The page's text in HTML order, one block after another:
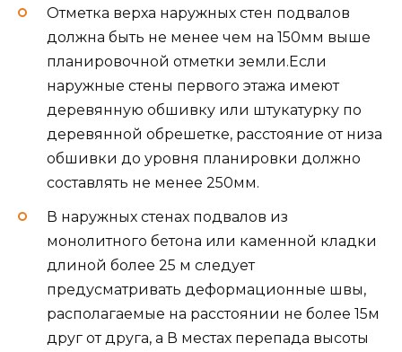
Отметка верха наружных стен подвалов
должна быть не менее чем на 150мм выше
планировочной отметки земли.Если
наружные стены первого этажа имеют
деревянную обшивку или штукатурку по
деревянной обрешетке, расстояние от низа
обшивки до уровня планировки должно
составлять не менее 250мм.
В наружных стенах подвалов из
монолитного бетона или каменной кладки
длиной более 25 м следует
предусматривать деформационные швы,
располагаемые на расстоянии не более 15м
друг от друга, а В местах перепада высоты